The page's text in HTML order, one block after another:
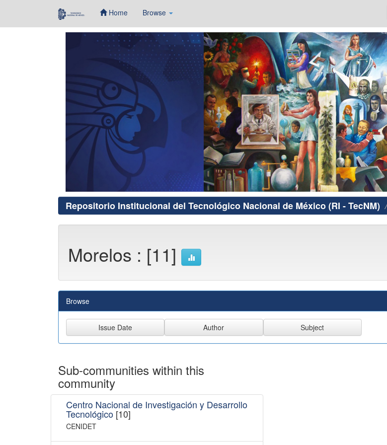
Home Browse
Repositorio Institucional del Tecnológico Nacional de México (RI - TecNM)
Morelos : [11]
Browse
Sub-communities within this
community
Centro Nacional de Investigación y Desarrollo
Tecnológico [10]
CENIDET